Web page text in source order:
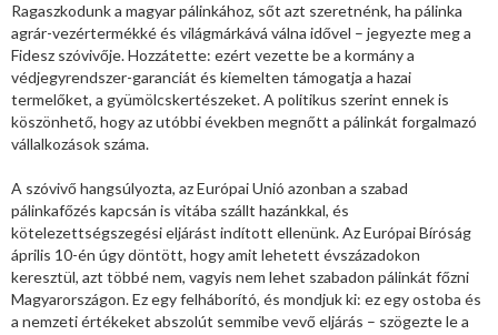
Ragaszkodunk a magyar pálinkához, sőt azt szeretnénk, ha pálinka
agrár-vezértermékké és világmárkává válna idővel – jegyezte meg a
Fidesz szóvivője. Hozzátette: ezért vezette be a kormány a
védjegyrendszer-garanciát és kiemelten támogatja a hazai
termelőket, a gyümölcskertészeket. A politikus szerint ennek is
köszönhető, hogy az utóbbi években megnőtt a pálinkát forgalmazó
vállalkozások száma.
A szóvivő hangsúlyozta, az Európai Unió azonban a szabad
pálinkafőzés kapcsán is vitába szállt hazánkkal, és
kötelezettségszegési eljárást indított ellenünk. Az Európai Bíróság
április 10-én úgy döntött, hogy amit lehetett évszázadokon
keresztül, azt többé nem, vagyis nem lehet szabadon pálinkát főzni
Magyarországon. Ez egy felháborító, és mondjuk ki: ez egy ostoba és
a nemzeti értékeket abszolút semmibe vevő eljárás – szögezte le a